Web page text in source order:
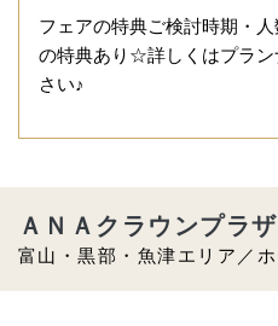
フェアの特典ご検討時期・
の特典あり☆詳しくはプラ
さい♪
富山・黒部・魚津エリア／
ＡＮＡクラウンプラ